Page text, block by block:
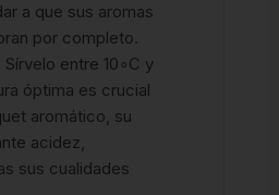
a que sus aromas
por completo.
Sírvelo entre 10 ∘C y
óptima es crucial
aromático, su
acidez,
sus cualidades